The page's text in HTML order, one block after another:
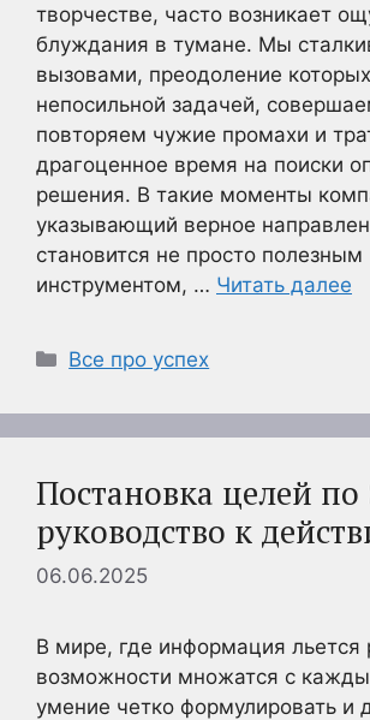
творчестве, часто возникает
блуждания в тумане. Мы
вызовами, преодоление
непосильной задачей,
повторяем чужие промахи и
драгоценное время на поиски
решения. В такие моменты
указывающий верное
становится не просто полезным
инструментом, … Читать далее
Рубрики
Все про успех
Постановка целей по
руководство к
06.06.2025
В мире, где информация льется
возможности множатся с
умение четко формулировать и